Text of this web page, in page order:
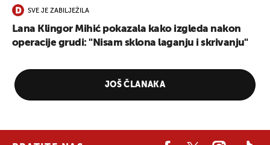
SVE JE ZABILJEŽILA
Lana Klingor Mihić pokazala kako izgleda nakon
operacije grudi: "Nisam sklona laganju i skrivanju"
JOŠ ČLANAKA